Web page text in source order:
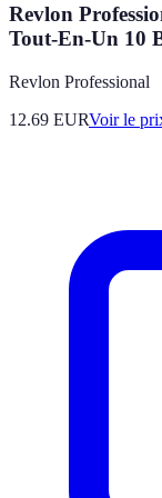
Revlon
Tout-En-Un 10
Revlon Professional
12.69 EURVoir le